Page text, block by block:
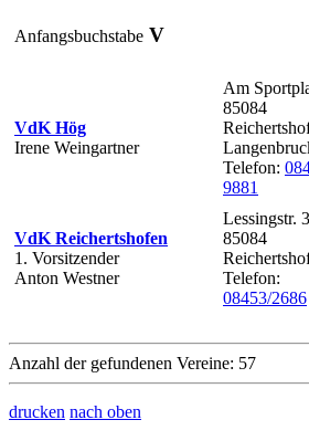
Anfangsbuchstabe V
VdK Hög
Irene Weingartner
Am
85084
Telefon:
9881
VdK Reichertshofen
1. Vorsitzender
Anton Westner
Lessingstr.
85084
Telefon:
08453/2686
Anzahl der gefundenen Vereine: 57
drucken nach oben